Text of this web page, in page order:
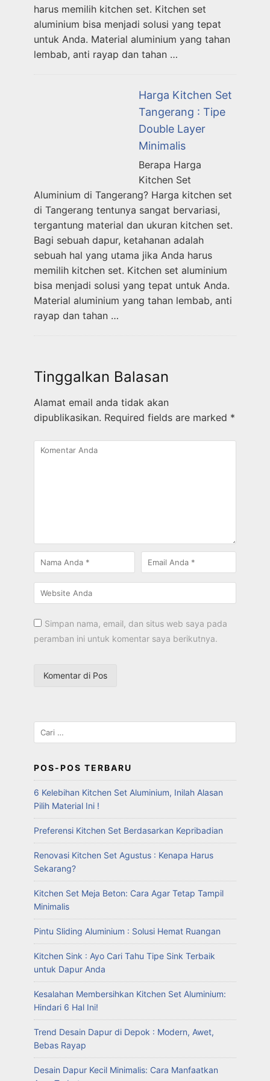
harus memilih kitchen set. Kitchen set
aluminium bisa menjadi solusi yang tepat
untuk Anda. Material aluminium yang tahan
lembab, anti rayap dan tahan …
Harga Kitchen Set
Tangerang : Tipe
Double Layer
Minimalis
Berapa Harga
Kitchen Set
Aluminium di Tangerang? Harga kitchen set
di Tangerang tentunya sangat bervariasi,
tergantung material dan ukuran kitchen set.
Bagi sebuah dapur, ketahanan adalah
sebuah hal yang utama jika Anda harus
memilih kitchen set. Kitchen set aluminium
bisa menjadi solusi yang tepat untuk Anda.
Material aluminium yang tahan lembab, anti
rayap dan tahan …
Tinggalkan Balasan
Alamat email anda tidak akan
dipublikasikan. Required fields are marked *
Simpan nama, email, dan situs web saya pada
peramban ini untuk komentar saya berikutnya.
POS-POS TERBARU
6 Kelebihan Kitchen Set Aluminium, Inilah Alasan
Pilih Material Ini !
Preferensi Kitchen Set Berdasarkan Kepribadian
Renovasi Kitchen Set Agustus : Kenapa Harus
Sekarang?
Kitchen Set Meja Beton: Cara Agar Tetap Tampil
Minimalis
Pintu Sliding Aluminium : Solusi Hemat Ruangan
Kitchen Sink : Ayo Cari Tahu Tipe Sink Terbaik
untuk Dapur Anda
Kesalahan Membersihkan Kitchen Set Aluminium:
Hindari 6 Hal Ini!
Trend Desain Dapur di Depok : Modern, Awet,
Bebas Rayap
Desain Dapur Kecil Minimalis: Cara Manfaatkan